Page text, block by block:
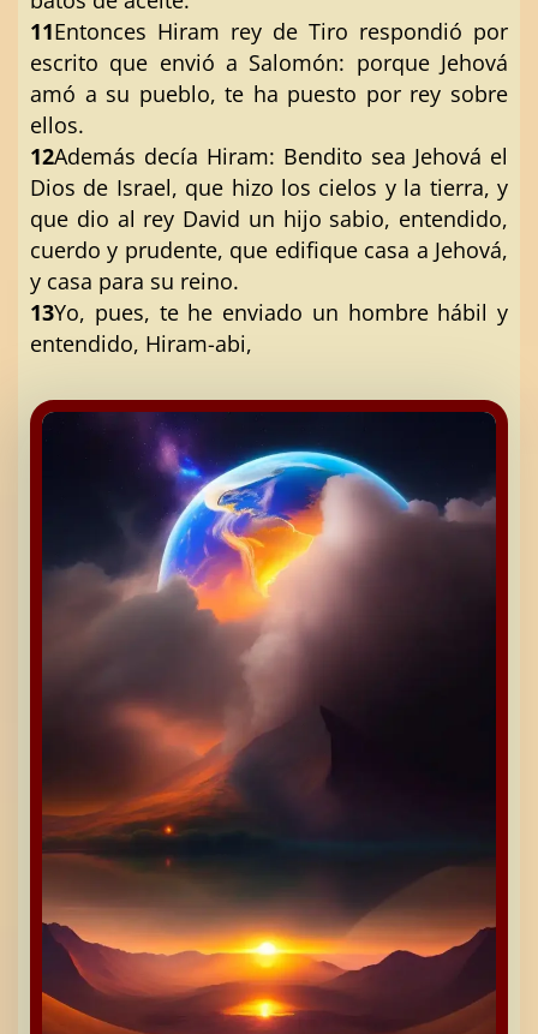
11Entonces Hiram rey de Tiro respondió por
escrito que envió a Salomón: porque Jehová
amó a su pueblo, te ha puesto por rey sobre
ellos.
12Además decía Hiram: Bendito sea Jehová el
Dios de Israel, que hizo los cielos y la tierra, y
que dio al rey David un hijo sabio, entendido,
cuerdo y prudente, que edifique casa a Jehová,
y casa para su reino.
13Yo, pues, te he enviado un hombre hábil y
entendido, Hiram-abi,